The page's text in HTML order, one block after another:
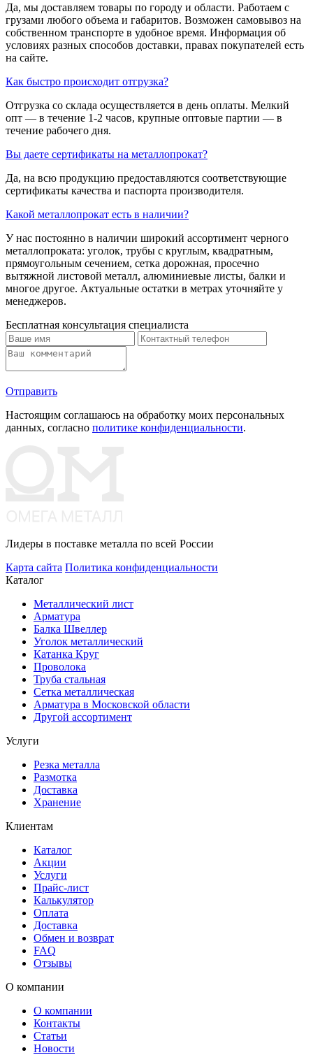
Да, мы доставляем товары по городу и области. Работаем с
грузами любого объема и габаритов. Возможен самовывоз на
собственном транспорте в удобное время. Информация об
условиях разных способов доставки, правах покупателей есть
на сайте.
Как быстро происходит отгрузка?
Отгрузка со склада осуществляется в день оплаты. Мелкий
опт — в течение 1-2 часов, крупные оптовые партии — в
течение рабочего дня.
Вы даете сертификаты на металлопрокат?
Да, на всю продукцию предоставляются соответствующие
сертификаты качества и паспорта производителя.
Какой металлопрокат есть в наличии?
У нас постоянно в наличии широкий ассортимент черного
металлопроката: уголок, трубы с круглым, квадратным,
прямоугольным сечением, сетка дорожная, просечно
вытяжной листовой металл, алюминиевые листы, балки и
многое другое. Актуальные остатки в метрах уточняйте у
менеджеров.
Бесплатная консультация специалиста
Отправить
Настоящим соглашаюсь на обработку моих персональных
данных, согласно политике конфиденциальности.
Лидеры в поставке металла по всей России
Карта сайта Политика конфиденциальности
Каталог
Металлический лист
Арматура
Балка Швеллер
Уголок металлический
Катанка Круг
Проволока
Труба стальная
Сетка металлическая
Арматура в Московской области
Другой ассортимент
Услуги
Резка металла
Размотка
Доставка
Хранение
Клиентам
Каталог
Акции
Услуги
Прайс-лист
Калькулятор
Оплата
Доставка
Обмен и возврат
FAQ
Отзывы
О компании
О компании
Контакты
Статьи
Новости